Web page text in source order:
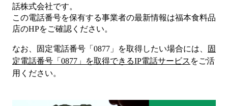
話株式会社です。
この電話番号を保有する事業者の最新情報は福本食料品
店のHPをご確認ください。
なお、固定電話番号「 0877 」を取得したい場合には、
固
定電話番号「 0877 」を取得できるIP電話サービス をご活
用ください。